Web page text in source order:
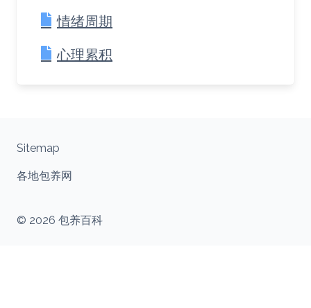
情绪周期
心理累积
© 2026 包养百科
Sitemap
各地包养网